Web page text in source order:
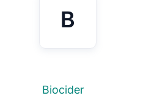
B
Biocider